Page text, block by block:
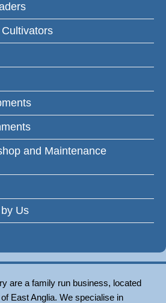
and Maintenance
Us
are a family run business, located
East Anglia. We specialise in